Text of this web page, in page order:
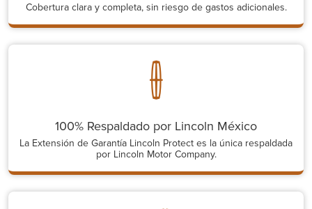
Cobertura clara y completa, sin riesgo de gastos adicionales.
100% Respaldado por Lincoln México
La Extensión de Garantía Lincoln Protect es la única respaldada
por Lincoln Motor Company.